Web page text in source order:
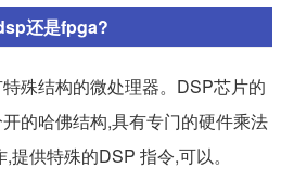
还是fpga?
殊结构的微处理器。DSP芯片的
的哈佛结构,具有专门的硬件乘法
供特殊的DSP 指令,可以。